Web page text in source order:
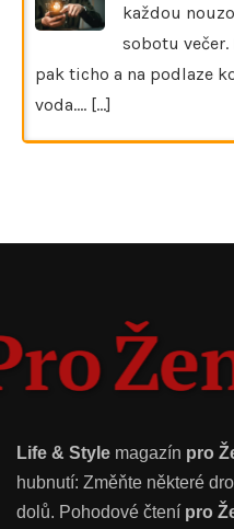
každou
sobotu
pak ticho a na podlaze
voda.… [...]
Life & Style magazín pro
hubnutí: Změňte některé
dolů. Pohodové čtení pro